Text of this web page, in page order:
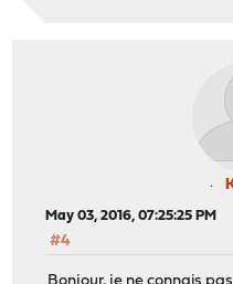
May 03, 2016, 07:25:25 PM
#4